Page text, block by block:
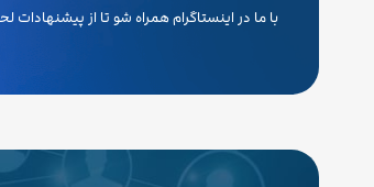
با ما در اینستاگرام همراه شو تا از